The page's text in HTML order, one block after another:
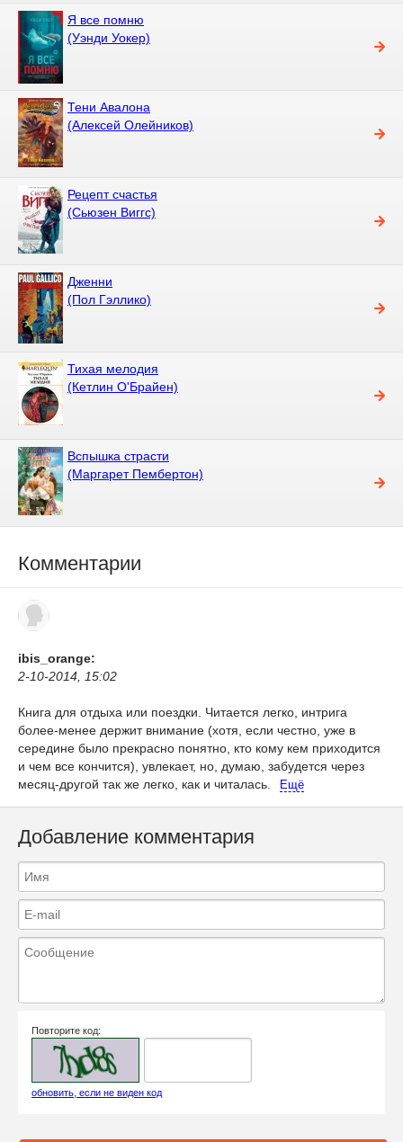
Я все помню
(Уэнди Уокер)
Тени Авалона
(Алексей Олейников)
Рецепт счастья
(Сьюзен Виггс)
Дженни
(Пол Гэллико)
Тихая мелодия
(Кетлин О'Брайен)
Вспышка страсти
(Маргарет Пембертон)
Комментарии
ibis_orange:
2-10-2014, 15:02
Книга для отдыха или поездки. Читается легко, интрига
более-менее держит внимание (хотя, если честно, уже в
середине было прекрасно понятно, кто кому кем приходится
и чем все кончится), увлекает, но, думаю, забудется через
месяц-другой так же легко, как и читалась.
Ещё
Добавление комментария
Повторите код:
обновить, если не виден код